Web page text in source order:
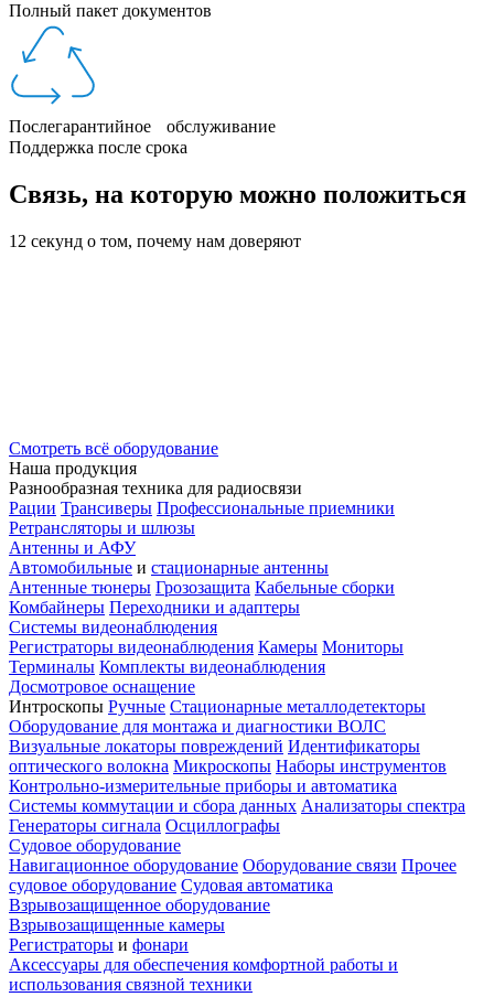
Полный пакет документов
Послегарантийное обслуживание
Поддержка после срока
Связь, на которую можно положиться
12 секунд о том, почему нам доверяют
Смотреть всё оборудование
Наша продукция
Разнообразная техника для радиосвязи
Рации Трансиверы Профессиональные приемники
Ретрансляторы и шлюзы
Антенны и АФУ
Автомобильные и стационарные антенны
Антенные тюнеры Грозозащита Кабельные сборки
Комбайнеры Переходники и адаптеры
Системы видеонаблюдения
Регистраторы видеонаблюдения Камеры Мониторы
Терминалы Комплекты видеонаблюдения
Досмотровое оснащение
Интроскопы Ручные Стационарные металлодетекторы
Оборудование для монтажа и диагностики ВОЛС
Визуальные локаторы повреждений Идентификаторы
оптического волокна Микроскопы Наборы инструментов
Контрольно-измерительные приборы и автоматика
Системы коммутации и сбора данных Анализаторы спектра
Генераторы сигнала Осциллографы
Судовое оборудование
Навигационное оборудование Оборудование связи Прочее
судовое оборудование Судовая автоматика
Взрывозащищенное оборудование
Взрывозащищенные камеры
Регистраторы и фонари
Аксессуары для обеспечения комфортной работы и
использования связной техники